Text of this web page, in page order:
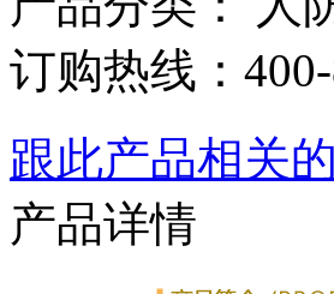
订购热线：
跟此产品相关
产品详情